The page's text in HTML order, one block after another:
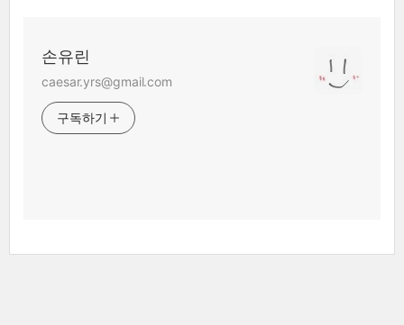
손유린
caesar.yrs@gmail.com
구독하기